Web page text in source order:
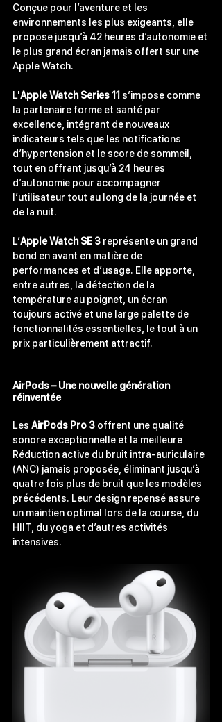
Conçue pour l’aventure et les
environnements les plus exigeants, elle
propose jusqu’à 42 heures d’autonomie et
le plus grand écran jamais offert sur une
Apple Watch.
L'Apple Watch Series 11 s’impose comme
la partenaire forme et santé par
excellence, intégrant de nouveaux
indicateurs tels que les notifications
d’hypertension et le score de sommeil,
tout en offrant jusqu’à 24 heures
d’autonomie pour accompagner
l’utilisateur tout au long de la journée et
de la nuit.
L’Apple Watch SE 3 représente un grand
bond en avant en matière de
performances et d’usage. Elle apporte,
entre autres, la détection de la
température au poignet, un écran
toujours activé et une large palette de
fonctionnalités essentielles, le tout à un
prix particulièrement attractif.
AirPods – Une nouvelle génération
réinventée
Les AirPods Pro 3 offrent une qualité
sonore exceptionnelle et la meilleure
Réduction active du bruit intra-auriculaire
(ANC) jamais proposée, éliminant jusqu’à
quatre fois plus de bruit que les modèles
précédents. Leur design repensé assure
un maintien optimal lors de la course, du
HIIT, du yoga et d’autres activités
intensives.